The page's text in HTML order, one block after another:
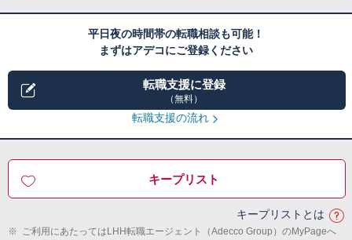
平日夜の時間帯の転職相談も可能！
まずはアデコにご登録ください
転職支援に登録
（無料）
転職支援の流れ
キープリスト
キープリストとは
※ ご利用にあたってはLHH転職エージェント（Adecco Group）のMyPageへ